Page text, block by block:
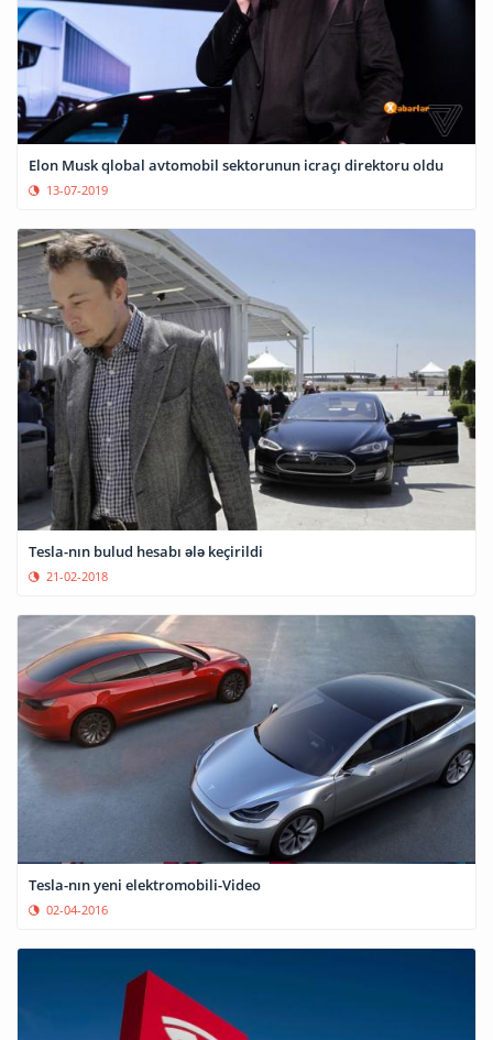
Elon Musk qlobal avtomobil sektorunun icraçı direktoru oldu
13-07-2019
Tesla-nın bulud hesabı ələ keçirildi
21-02-2018
Tesla-nın yeni elektromobili-Video
02-04-2016